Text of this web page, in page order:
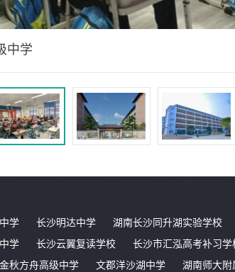
中学
学 长沙明达中学
湖南长沙同升湖实验学校
学 长沙云翼复读学校
长沙市汇泓高考补习学
秋方舟高级中学 文郡洋沙湖中学 湖南师大附